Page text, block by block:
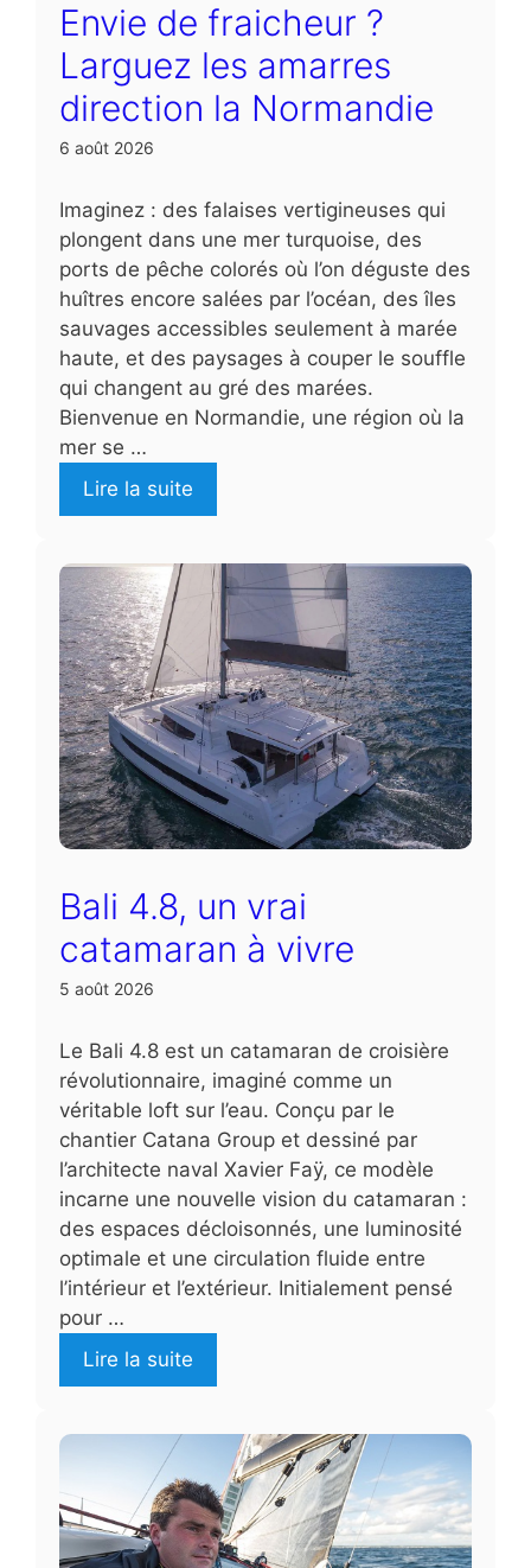
Envie de fraicheur ?
Larguez les amarres
direction la Normandie
6 août 2026
Imaginez : des falaises vertigineuses qui
plongent dans une mer turquoise, des
ports de pêche colorés où l’on déguste des
huîtres encore salées par l’océan, des îles
sauvages accessibles seulement à marée
haute, et des paysages à couper le souffle
qui changent au gré des marées.
Bienvenue en Normandie, une région où la
mer se …
Lire la suite
Bali 4.8, un vrai
catamaran à vivre
5 août 2026
Le Bali 4.8 est un catamaran de croisière
révolutionnaire, imaginé comme un
véritable loft sur l’eau. Conçu par le
chantier Catana Group et dessiné par
l’architecte naval Xavier Faÿ, ce modèle
incarne une nouvelle vision du catamaran :
des espaces décloisonnés, une luminosité
optimale et une circulation fluide entre
l’intérieur et l’extérieur. Initialement pensé
pour …
Lire la suite